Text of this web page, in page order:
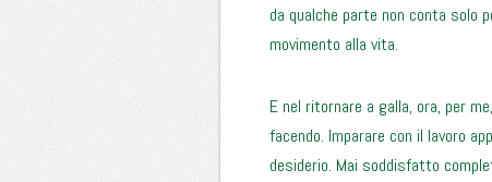
da qualche parte non conta solo
movimento alla vita.
E nel ritornare a galla, ora, per
facendo. Imparare con il lavoro
desiderio. Mai soddisfatto